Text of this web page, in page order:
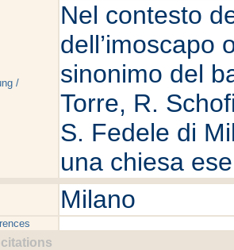
/
Nel contesto
dell’imoscapo
sinonimo del
Torre, R.
S. Fedele di
una chiesa
Milano